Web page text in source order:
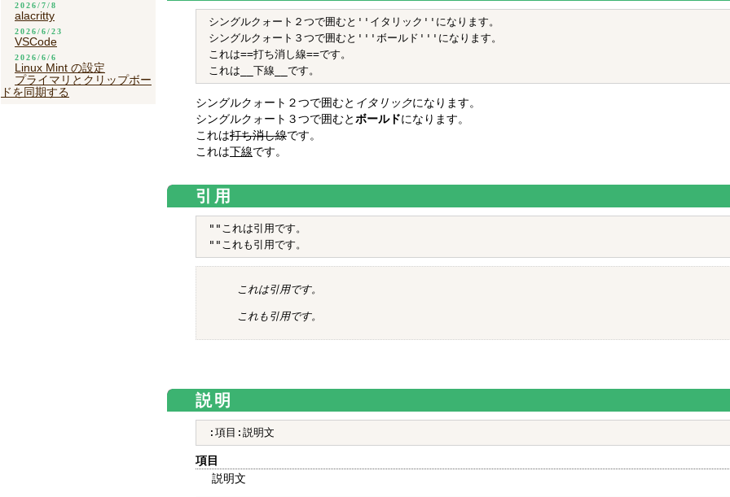
シングルクォート２つで囲むと''イタリック''になります。
シングルクォート３つで囲むと'''ボールド'''になります。
これは==打ち消し線==です。
シングルクォート２つで囲むと イタリックになります。
シングルクォート３つで囲むと ボールドになります。
これは打ち消し線です。
これは下線です。
引用
""これは引用です。
これは引用です。
これも引用です。
説明
項目
説明文
2026/7/8
alacritty
2026/6/23
VSCode
2026/6/6
Linux Mint の設定
プライマリとクリップボー
ドを同期する